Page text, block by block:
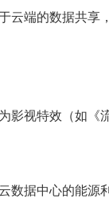
云端的数据共享
影视特效（如《
数据中心的能源